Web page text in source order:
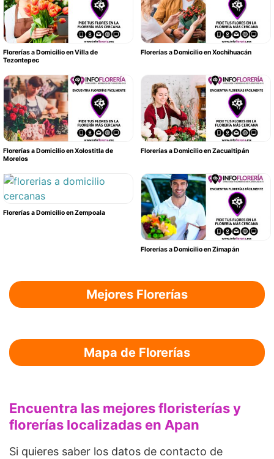
Florerías a Domicilio en Villa de
Tezontepec
Florerías a Domicilio en Xochihuacán
Florerías a Domicilio en Xolostitla de
Morelos
Florerías a Domicilio en Zacualtipán
Florerías a Domicilio en Zempoala
Florerías a Domicilio en Zimapán
Mejores Florerías
Mapa de Florerías
Encuentra las mejores floristerías y
florerías localizadas en Apan
Si quieres saber los datos de contacto de